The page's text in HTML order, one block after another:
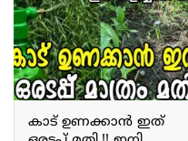
കാട് ഉണക്കാൻ ഇത്